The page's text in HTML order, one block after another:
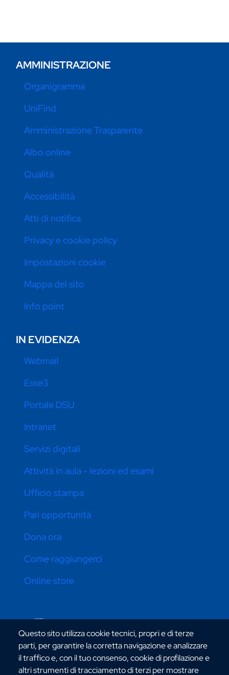
Questo sito utilizza cookie tecnici, propri e di terze
parti, per garantire la corretta navigazione e analizzare
il traffico e, con il tuo consenso, cookie di profilazione e
altri strumenti di tracciamento di terzi per mostrare
CONTATTI ATENEO
AMMINISTRAZIONE
Organigramma
UniFind
Amministrazione Trasparente
Albo online
Qualità
Accessibilità
Atti di notifica
Privacy e cookie policy
Impostazioni cookie
Mappa del sito
Info point
IN EVIDENZA
Webmail
Esse3
Portale DSU
Intranet
Servizi digitali
Attività in aula - lezioni ed esami
Ufficio stampa
Pari opportunità
Dona ora
Come raggiungerci
Online store